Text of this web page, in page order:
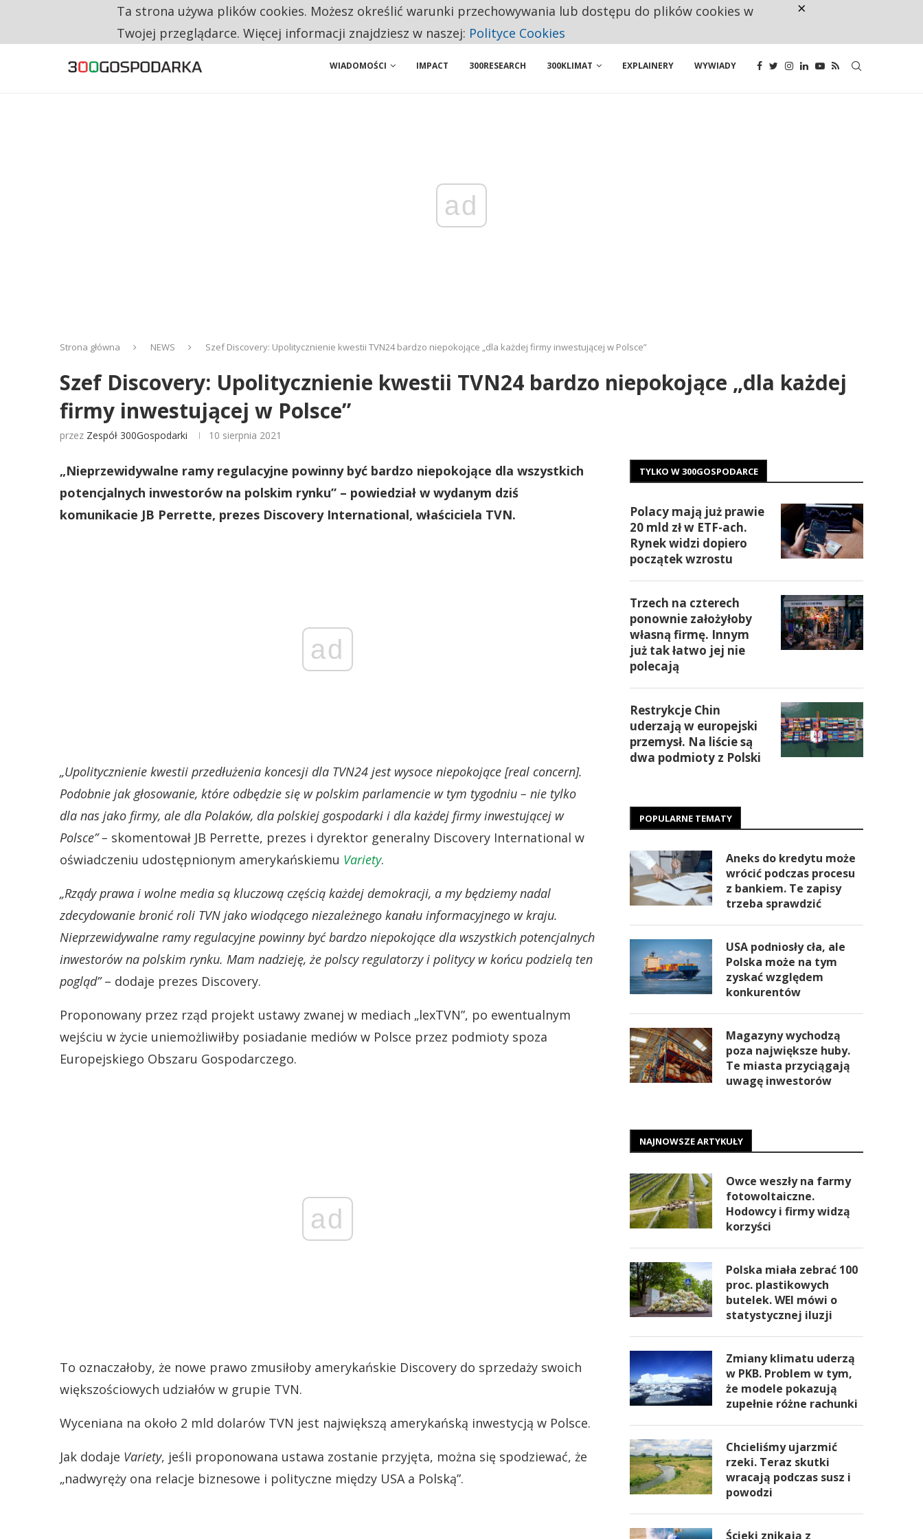
UNIA DAJE KONSUMENTOM PRAWO DO NAPRAWY, ALE SERWIS NADAL MOŻE SIĘ NIE OPŁACAĆ
WIADOMOŚCI IMPACT 300RESEARCH 300KLIMAT EXPLAINERY WYWIADY
ad
Strona główna NEWS Szef Discovery: Upolitycznienie kwestii TVN24 bardzo niepokojące „dla każdej firmy inwestującej w Polsce”
Szef Discovery: Upolitycznienie kwestii TVN24 bardzo niepokojące „dla każdej
firmy inwestującej w Polsce”
przez Zespół 300Gospodarki 10 sierpnia 2021
„Nieprzewidywalne ramy regulacyjne powinny być bardzo niepokojące dla wszystkich
potencjalnych inwestorów na polskim rynku” – powiedział w wydanym dziś
komunikacie JB Perrette, prezes Discovery International, właściciela TVN.
ad
„Upolitycznienie kwestii przedłużenia koncesji dla TVN24 jest wysoce niepokojące [real concern].
Podobnie jak głosowanie, które odbędzie się w polskim parlamencie w tym tygodniu – nie tylko
dla nas jako firmy, ale dla Polaków, dla polskiej gospodarki i dla każdej firmy inwestującej w
Polsce” – skomentował JB Perrette, prezes i dyrektor generalny Discovery International w
oświadczeniu udostępnionym amerykańskiemu Variety.
„Rządy prawa i wolne media są kluczową częścią każdej demokracji, a my będziemy nadal
zdecydowanie bronić roli TVN jako wiodącego niezależnego kanału informacyjnego w kraju.
Nieprzewidywalne ramy regulacyjne powinny być bardzo niepokojące dla wszystkich potencjalnych
inwestorów na polskim rynku. Mam nadzieję, że polscy regulatorzy i politycy w końcu podzielą ten
pogląd”– dodaje prezes Discovery.
Proponowany przez rząd projekt ustawy zwanej w mediach „lexTVN”, po ewentualnym
wejściu w życie uniemożliwiłby posiadanie mediów w Polsce przez podmioty spoza
Europejskiego Obszaru Gospodarczego.
ad
To oznaczałoby, że nowe prawo zmusiłoby amerykańskie Discovery do sprzedaży swoich
większościowych udziałów w grupie TVN.
Wyceniana na około 2 mld dolarów TVN jest największą amerykańską inwestycją w Polsce.
Jak dodaje Variety, jeśli proponowana ustawa zostanie przyjęta, można się spodziewać, że
„nadwyręży ona relacje biznesowe i polityczne między USA a Polską”.
TYLKO W 300GOSPODARCE
Polacy mają już prawie
20 mld zł w ETF-ach.
Rynek widzi dopiero
początek wzrostu
Trzech na czterech
ponownie założyłoby
własną firmę. Innym
już tak łatwo jej nie
polecają
Restrykcje Chin
uderzają w europejski
przemysł. Na liście są
dwa podmioty z Polski
POPULARNE TEMATY
Aneks do kredytu może
wrócić podczas procesu
z bankiem. Te zapisy
trzeba sprawdzić
USA podniosły cła, ale
Polska może na tym
zyskać względem
konkurentów
Magazyny wychodzą
poza największe huby.
Te miasta przyciągają
uwagę inwestorów
NAJNOWSZE ARTYKUŁY
Owce weszły na farmy
fotowoltaiczne.
Hodowcy i firmy widzą
korzyści
Polska miała zebrać 100
proc. plastikowych
butelek. WEI mówi o
statystycznej iluzji
Zmiany klimatu uderzą
w PKB. Problem w tym,
że modele pokazują
zupełnie różne rachunki
Chcieliśmy ujarzmić
rzeki. Teraz skutki
wracają podczas susz i
powodzi
Ścieki znikają z
Ta strona używa plików cookies. Możesz określić warunki przechowywania lub dostępu do plików cookies w
Twojej przeglądarce. Więcej informacji znajdziesz w naszej: Polityce Cookies
×